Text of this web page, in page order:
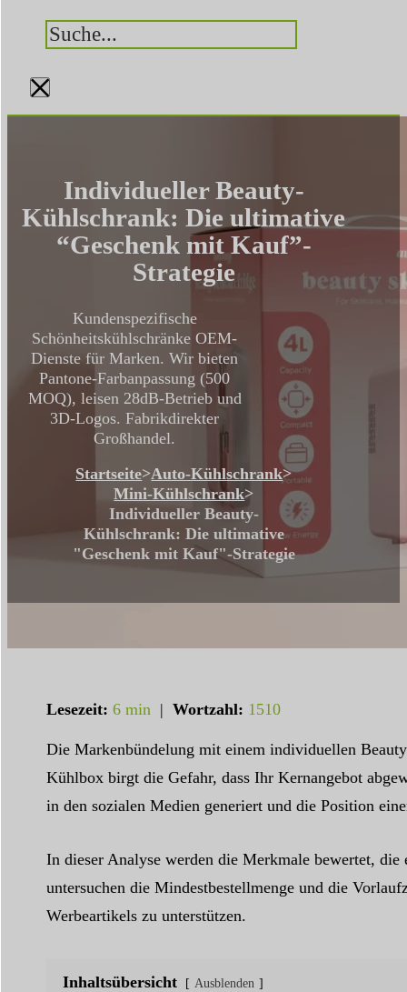
Suchen
×
Individueller Beauty-
Kühlschrank: Die ultimative
“Geschenk mit Kauf”-
Strategie
Kundenspezifische
Schönheitskühlschränke OEM-
Dienste für Marken. Wir bieten
Pantone-Farbanpassung (500
MOQ), leisen 28dB-Betrieb und
3D-Logos. Fabrikdirekter
Großhandel.
Startseite>Auto-Kühlschrank>
Mini-Kühlschrank>
Individueller Beauty-
Kühlschrank: Die ultimative
"Geschenk mit Kauf"-Strategie
Lesezeit: 6 min| Wortzahl: 1510
Die Markenbündelung mit einem individuellen
Kühlbox birgt die Gefahr, dass Ihr Kernangebot
in den sozialen Medien generiert und die Position
In dieser Analyse werden die Merkmale bewertet,
untersuchen die Mindestbestellmenge und die
Werbeartikels zu unterstützen.
Inhaltsübersicht Ausblenden